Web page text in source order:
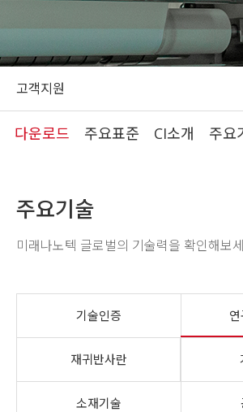
고객지원
다운로드 주요표준 CI소개 주요
주요기술
미래나노텍 글로벌의 기술력을 확인해보
기술인증
재귀반사란
소재기술